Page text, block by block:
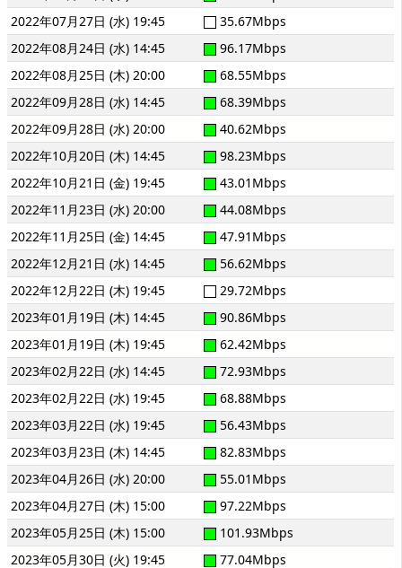
2022年07月27日 (水) 19:45
35.67Mbps
2022年08月24日 (水) 14:45
96.17Mbps
2022年08月25日 (木) 20:00
68.55Mbps
2022年09月28日 (水) 14:45
68.39Mbps
2022年09月28日 (水) 20:00
40.62Mbps
2022年10月20日 (木) 14:45
98.23Mbps
2022年10月21日 (金) 19:45
43.01Mbps
2022年11月23日 (水) 20:00
44.08Mbps
2022年11月25日 (金) 14:45
47.91Mbps
2022年12月21日 (水) 14:45
56.62Mbps
2022年12月22日 (木) 19:45
29.72Mbps
2023年01月19日 (木) 14:45
90.86Mbps
2023年01月19日 (木) 19:45
62.42Mbps
2023年02月22日 (水) 14:45
72.93Mbps
2023年02月22日 (水) 19:45
68.88Mbps
2023年03月22日 (水) 19:45
56.43Mbps
2023年03月23日 (木) 14:45
82.83Mbps
2023年04月26日 (水) 20:00
55.01Mbps
2023年04月27日 (木) 15:00
97.22Mbps
2023年05月25日 (木) 15:00
101.93Mbps
2023年05月30日 (火) 19:45
77.04Mbps